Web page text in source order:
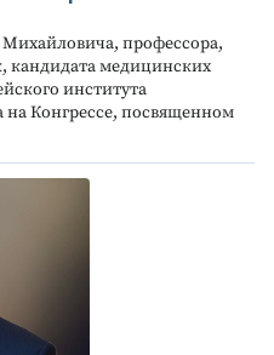
профессора,
кандидата медицинских
института
на Конгрессе, посвященном